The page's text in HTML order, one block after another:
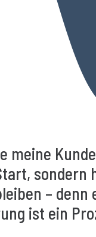
meine
sondern
– denn
ist ein